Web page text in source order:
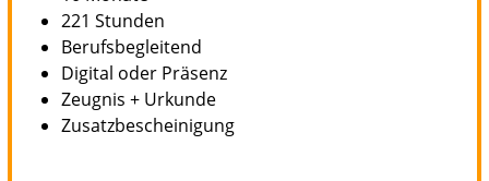
221 Stunden
Berufsbegleitend
Digital oder Präsenz
Zeugnis + Urkunde
Zusatzbescheinigung